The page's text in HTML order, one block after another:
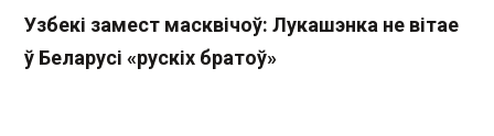
Узбекі замест масквічоў: Лукашэнка не вітае
ў Беларусі «рускіх братоў»